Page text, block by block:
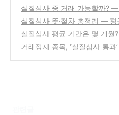
서 갈린다 | 감사·횡령·자본잠
실질심사 중 거래 가능할까? —
준 완전정리 (2026)
(0)
실질심사 뜻·절차 총정리 — 평
과 확률 42.4%의 진짜 의미
실질심사 평균 기간은 몇 개월
터로 본 ‘결정까지 걸린 시간’
거래정지 종목, ‘실질심사 통과